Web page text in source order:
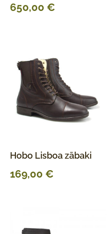
650,00 €
Hobo Lisboa zābaki
169,00 €